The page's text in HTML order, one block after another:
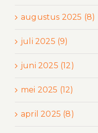
augustus 2025 (8)
juli 2025 (9)
juni 2025 (12)
mei 2025 (12)
april 2025 (8)